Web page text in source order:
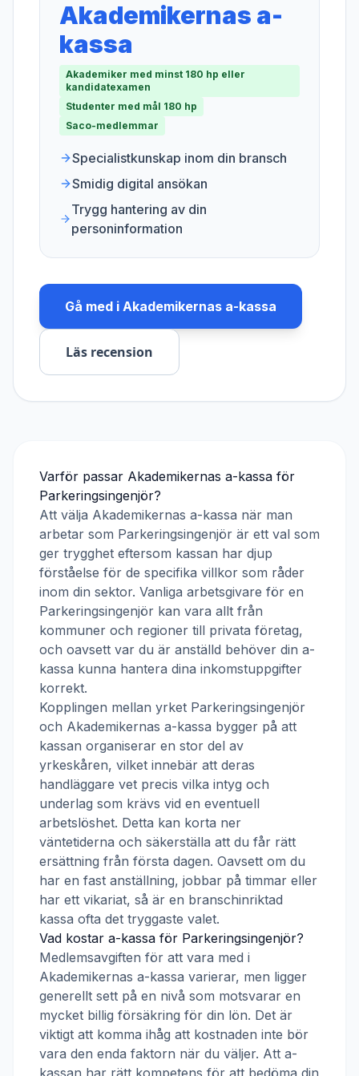
Akademikernas a-
kassa
Akademiker med minst 180 hp eller
kandidatexamen
Studenter med mål 180 hp
Saco-medlemmar
Specialistkunskap inom din bransch
Smidig digital ansökan
Trygg hantering av din
personinformation
Gå med i Akademikernas a-kassa
Läs recension
Varför passar Akademikernas a-kassa för
Parkeringsingenjör?
Att välja Akademikernas a-kassa när man
arbetar som Parkeringsingenjör är ett val som
ger trygghet eftersom kassan har djup
förståelse för de specifika villkor som råder
inom din sektor. Vanliga arbetsgivare för en
Parkeringsingenjör kan vara allt från
kommuner och regioner till privata företag,
och oavsett var du är anställd behöver din a-
kassa kunna hantera dina inkomstuppgifter
korrekt.
Kopplingen mellan yrket Parkeringsingenjör
och Akademikernas a-kassa bygger på att
kassan organiserar en stor del av
yrkeskåren, vilket innebär att deras
handläggare vet precis vilka intyg och
underlag som krävs vid en eventuell
arbetslöshet. Detta kan korta ner
väntetiderna och säkerställa att du får rätt
ersättning från första dagen. Oavsett om du
har en fast anställning, jobbar på timmar eller
har ett vikariat, så är en branschinriktad
kassa ofta det tryggaste valet.
Vad kostar a-kassa för Parkeringsingenjör?
Medlemsavgiften för att vara med i
Akademikernas a-kassa varierar, men ligger
generellt sett på en nivå som motsvarar en
mycket billig försäkring för din lön. Det är
viktigt att komma ihåg att kostnaden inte bör
vara den enda faktorn när du väljer. Att a-
kassan har rätt kompetens för att bedöma din